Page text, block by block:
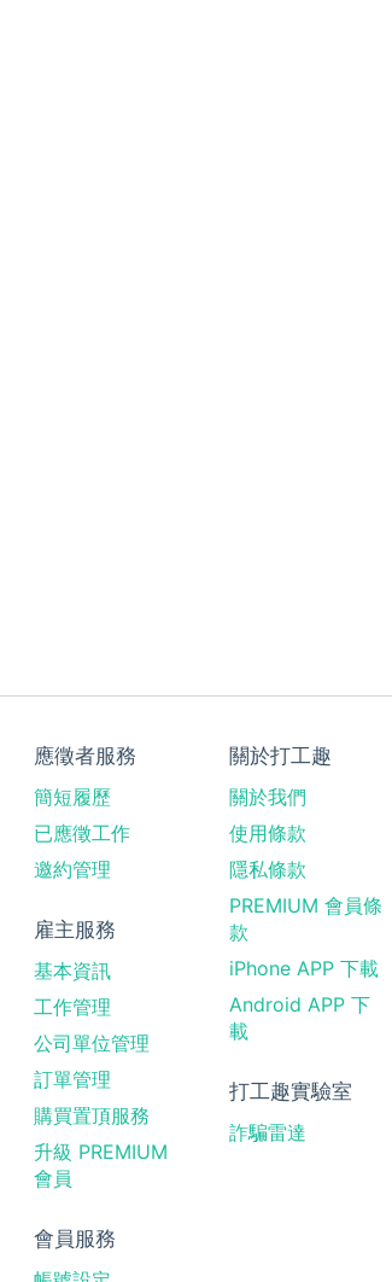
應徵者服務
簡短履歷
已應徵工作
邀約管理
雇主服務
基本資訊
工作管理
公司單位管理
訂單管理
購買置頂服務
升級 PREMIUM
會員
會員服務
關於打工趣
關於我們
使用條款
隱私條款
PREMIUM 會員條
款
iPhone APP 下載
Android APP 下
載
打工趣實驗室
詐騙雷達